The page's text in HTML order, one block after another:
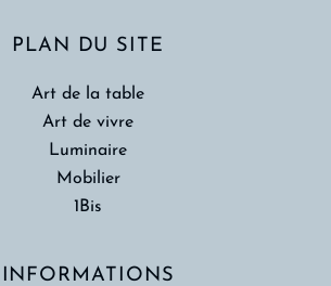
PLAN DU SITE
Art de la table
Art de vivre
Luminaire
Mobilier
1Bis
INFORMATIONS